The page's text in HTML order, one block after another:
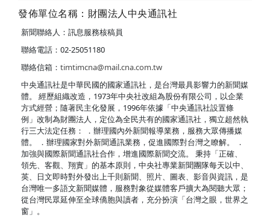
發佈單位名稱：財團法人中央通訊社
新聞聯絡人：訊息服務核稿員
聯絡電話：02-25051180
聯絡信箱： timtimcna@mail.cna.com.tw
中央通訊社是中華民國的國家通訊社，是台灣最具影響力的新聞媒
體。 經歷組織改造，1973年中央社改組為股份有限公司，以企業
方式經營；隨著民主化發展，1996年依據「中央通訊社設置條
例」改制為財團法人，定位為全民共有的國家通訊社，獨立超然執
行三大法定任務： ．辦理國內外新聞報導業務，服務大眾傳播媒
體。 ．辦理國家對外新聞通訊業務，促進國際對台灣之瞭解。 ．
加強與國際新聞通訊社合作，增進國際新聞交流。 秉持「正確、
領先、客觀、翔實」的基本原則，中央社專業新聞團隊每天以中、
英、日文即時對外發出上千則新聞、照片、圖表、影音與資訊，是
台灣唯一多語文新聞媒體，服務對象從媒體客戶擴大為閱聽大眾；
從台灣民眾延伸至全球僑胞與讀者，充分扮演「台灣之眼，世界之
窗」。